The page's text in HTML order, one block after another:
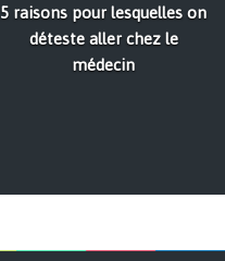
5 raisons pour lesquelles on
déteste aller chez le
médecin